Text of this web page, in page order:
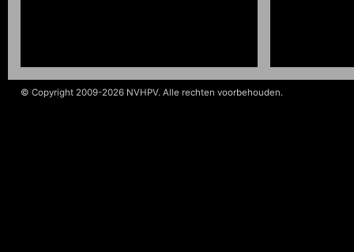
© Copyright 2009-2026 NVHPV. Alle rechten voorbehouden.